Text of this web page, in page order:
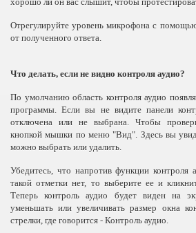
Отрегулируйте уровень микрофона с
от полученного ответа.
Что делать, если не видно контроля аудио?
По умолчанию область контроля аудио
программы. Если вы не видите панели
отключена или не выбрана. Чтобы
кнопкой мышки по меню "Вид". Здесь вы
можно выбрать или удалить.
Убедитесь, что напротив функции контроля
такой отметки нет, то выберите ее и
Теперь контроль аудио будет виден на
уменьшать или увеличивать размер окна
стрелки, где говорится - Контроль аудио.